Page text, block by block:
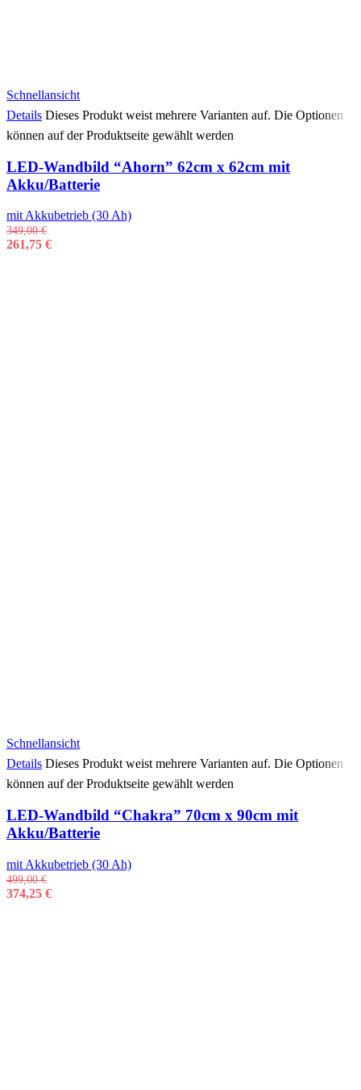
Schnellansicht
Details Dieses Produkt weist mehrere Varianten auf. Die Optionen
können auf der Produktseite gewählt werden
LED-Wandbild “Ahorn” 62cm x 62cm mit
Akku/Batterie
mit Akkubetrieb (30 Ah)
349,00€
261,75 €
Schnellansicht
Details Dieses Produkt weist mehrere Varianten auf. Die Optionen
können auf der Produktseite gewählt werden
LED-Wandbild “Chakra” 70cm x 90cm mit
Akku/Batterie
mit Akkubetrieb (30 Ah)
499,00€
374,25 €